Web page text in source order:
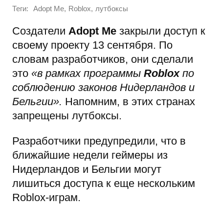
Теги: Adopt Me, Roblox, лутбоксы
Создатели Adopt Me закрыли доступ к
своему проекту 13 сентября. По
словам разработчиков, они сделали
это «в рамках программы Robloxпо
соблюдению законов Нидерландов и
Бельгии». Напомним, в этих странах
запрещены лутбоксы.
Разработчики предупредили, что в
ближайшие недели геймеры из
Нидерландов и Бельгии могут
лишиться доступа к еще нескольким
Roblox-играм.